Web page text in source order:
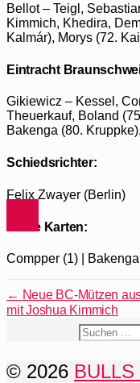
Bellot – Teigl,
Kimmich, Khedira,
Kalmár), Morys (72.
Eintracht
Gikiewicz – Kessel,
Theuerkauf, Boland
Bakenga (80.
Schiedsrichter:
Felix Zwayer (Berlin)
Gelbe Karten:
Compper (1) |
← Neue BC-Mützen
mit Joshua Kimmich
© 2026 BULLS